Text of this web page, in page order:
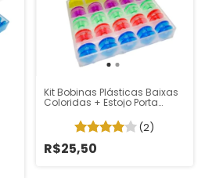
Kit Bobinas Plásticas Baixas
Coloridas + Estojo Porta
(2)
R$25,50